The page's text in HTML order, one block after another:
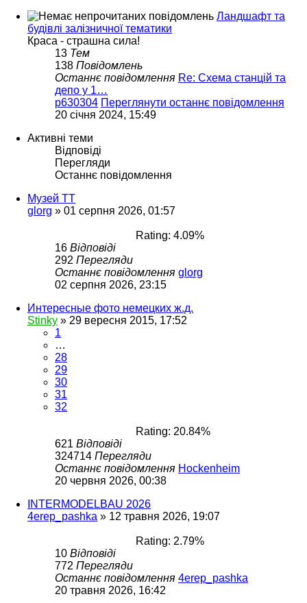
Ландшафт та
будівлі залізничної тематики
Краса - страшна сила!
13 Тем
138 Повідомлень
Останнє повідомлення Re: Схема станцій та
депо у 1…
p630304 Переглянути останнє повідомлення
20 січня 2024, 15:49
Активні теми
Відповіді
Перегляди
Останнє повідомлення
Музей ТТ
glorg » 01 серпня 2026, 01:57
Rating: 4.09%
16 Відповіді
292 Перегляди
Останнє повідомлення glorg
02 серпня 2026, 23:15
Интересные фото немецких ж.д.
Stinky » 29 вересня 2015, 17:52
1
…
28
29
30
31
32
Rating: 20.84%
621 Відповіді
324714 Перегляди
Останнє повідомлення Hockenheim
20 червня 2026, 00:38
INTERMODELBAU 2026
4erep_pashka » 12 травня 2026, 19:07
Rating: 2.79%
10 Відповіді
772 Перегляди
Останнє повідомлення 4erep_pashka
20 травня 2026, 16:42